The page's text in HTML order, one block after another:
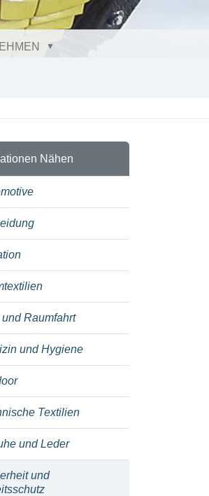
Nähen
und Raumfahrt
und Hygiene
Textilien
und Leder
und